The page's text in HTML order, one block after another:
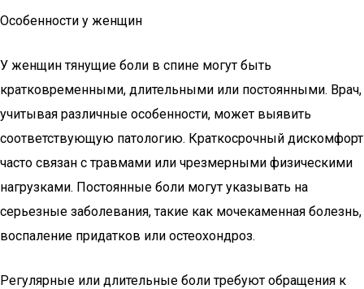
Особенности у женщин
У женщин тянущие боли в спине могут быть
кратковременными, длительными или постоянными. Врач,
учитывая различные особенности, может выявить
соответствующую патологию. Краткосрочный дискомфорт
часто связан с травмами или чрезмерными физическими
нагрузками. Постоянные боли могут указывать на
серьезные заболевания, такие как мочекаменная болезнь,
воспаление придатков или остеохондроз.
Регулярные или длительные боли требуют обращения к